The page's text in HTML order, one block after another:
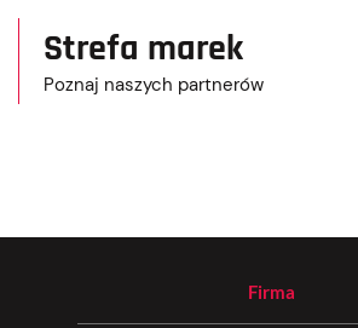
Strefa marek
Poznaj naszych partnerów
Firma